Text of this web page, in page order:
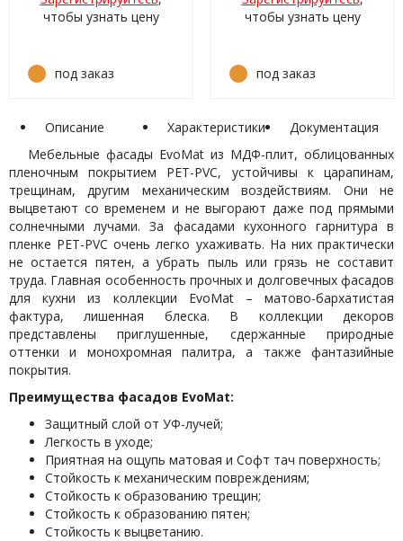
матовый кромка цвет
чтобы узнать цену
под заказ
матовый кромка цвет
чтобы узнать цену
под заказ
Описание Характеристики
Документация
Мебельные фасады EvoMat из МДФ-плит, облицованных
пленочным покрытием PET-PVC, устойчивы к царапинам,
трещинам, другим механическим воздействиям. Они не
выцветают со временем и не выгорают даже под прямыми
солнечными лучами. За фасадами кухонного гарнитура в
пленке PET-PVC очень легко ухаживать. На них практически
не остается пятен, а убрать пыль или грязь не составит
труда. Главная особенность прочных и долговечных фасадов
для кухни из коллекции EvoMat – матово-бархатистая
фактура, лишенная блеска. В коллекции декоров
представлены приглушенные, сдержанные природные
оттенки и монохромная палитра, а также фантазийные
покрытия.
Преимущества фасадов EvoMat:
Защитный слой от УФ-лучей;
Легкость в уходе;
Приятная на ощупь матовая и Софт тач поверхность;
Стойкость к механическим повреждениям;
Стойкость к образованию трещин;
Стойкость к образованию пятен;
Стойкость к выцветанию.